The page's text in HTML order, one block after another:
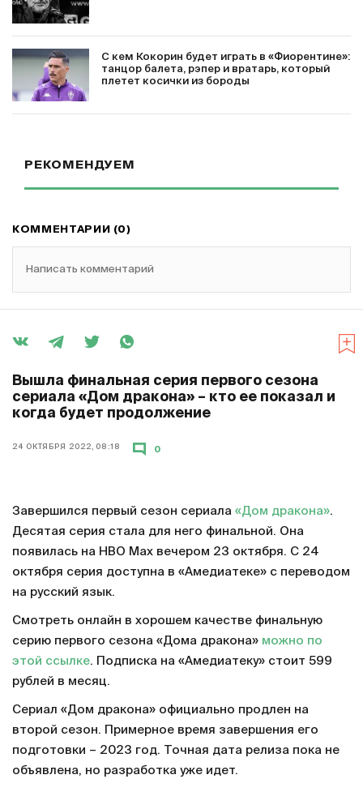
С кем Кокорин будет играть в «Фиорентине»:
танцор балета, рэпер и вратарь, который
плетет косички из бороды
РЕКОМЕНДУЕМ
КОММЕНТАРИИ (0)
Написать комментарий
Вышла финальная серия первого сезона
сериала «Дом дракона» – кто ее показал и
когда будет продолжение
24 ОКТЯБРЯ 2022, 08:18 0
Завершился первый сезон сериала «Дом дракона».
Десятая серия стала для него финальной. Она
появилась на HBO Max вечером 23 октября. С 24
октября серия доступна в «Амедиатеке» с переводом
на русский язык.
Смотреть онлайн в хорошем качестве финальную
серию первого сезона «Дома дракона» можно по
этой ссылке. Подписка на «Амедиатеку» стоит 599
рублей в месяц.
Сериал «Дом дракона» официально продлен на
второй сезон. Примерное время завершения его
подготовки – 2023 год. Точная дата релиза пока не
объявлена, но разработка уже идет.